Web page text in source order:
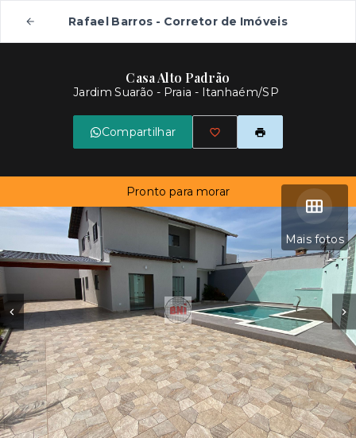
Rafael Barros - Corretor de Imóveis
Casa Alto Padrão
Jardim Suarão - Praia - Itanhaém/SP
Compartilhar
Mais fotos
Pronto para morar